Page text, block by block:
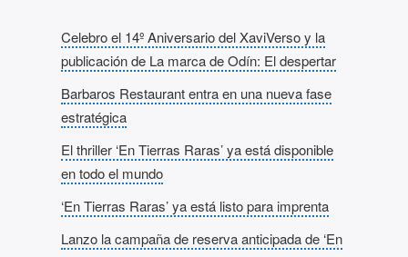
Celebro el 14º Aniversario del XaviVerso y la
publicación de La marca de Odín: El despertar
Barbaros Restaurant entra en una nueva fase
estratégica
El thriller ‘En Tierras Raras’ ya está disponible
en todo el mundo
‘En Tierras Raras’ ya está listo para imprenta
Lanzo la campaña de reserva anticipada de ‘En